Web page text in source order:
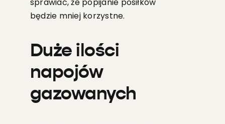
będzie mniej korzystne.
Duże ilości
napojów
gazowanych